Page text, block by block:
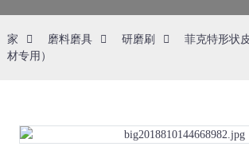
家 磨料磨具 研磨刷
菲克特形状
材专用）